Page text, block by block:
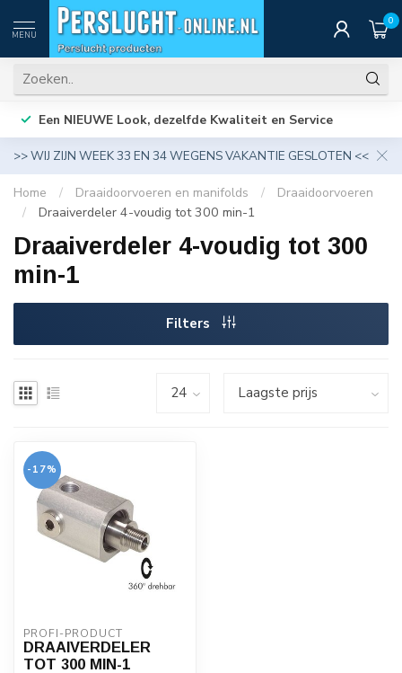
MENU
0
Een NIEUWE Look, dezelfde Kwaliteit en Service
>> WIJ ZIJN WEEK 33 EN 34 WEGENS VAKANTIE GESLOTEN <<
Home / Draaidoorvoeren en manifolds /
Draaidoorvoeren
/
Draaiverdeler 4-voudig tot 300 min-1
Draaiverdeler 4-voudig tot 300
min-1
Filters
-17%
PROFI-PRODUCT
DRAAIVERDELER
TOT 300 MIN-1